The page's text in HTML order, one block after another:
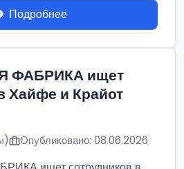
Подробнее
ФАБРИКА ищет
Хайфе и Крайот
Опубликовано: 08.06.2026